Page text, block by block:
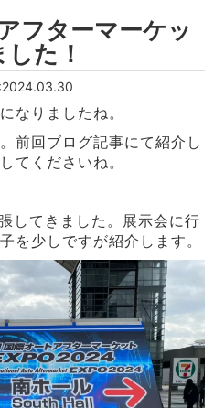
フターマーケッ
た！
なりましたね。
前回ブログ記事にて紹介し
てくださいね。
してきました。展示会に行
を少しですが紹介します。